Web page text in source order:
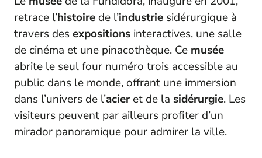
retrace l’histoire de l’industrie sidérurgique à
travers desexpositions interactives, une salle
de cinéma et une pinacothèque. Ce musée
abrite le seul four numéro trois accessible au
public dans le monde, offrant une immersion
dans l’univers de l’acieret de la sidérurgie. Les
visiteurs peuvent par ailleurs profiter d’un
mirador panoramique pour admirer la ville.